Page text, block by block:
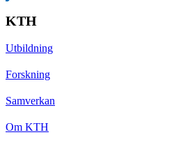
KTH
Utbildning
Forskning
Samverkan
Om KTH